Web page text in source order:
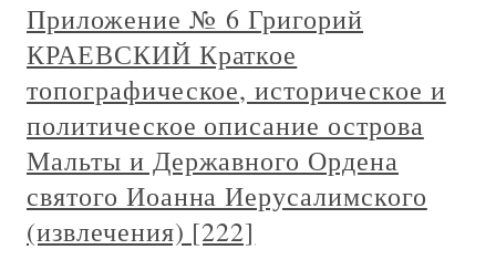
Приложение № 6 Григорий
КРАЕВСКИЙ Краткое
топографическое, историческое и
политическое описание острова
Мальты и Державного Ордена
святого Иоанна Иерусалимского
(извлечения) [222]